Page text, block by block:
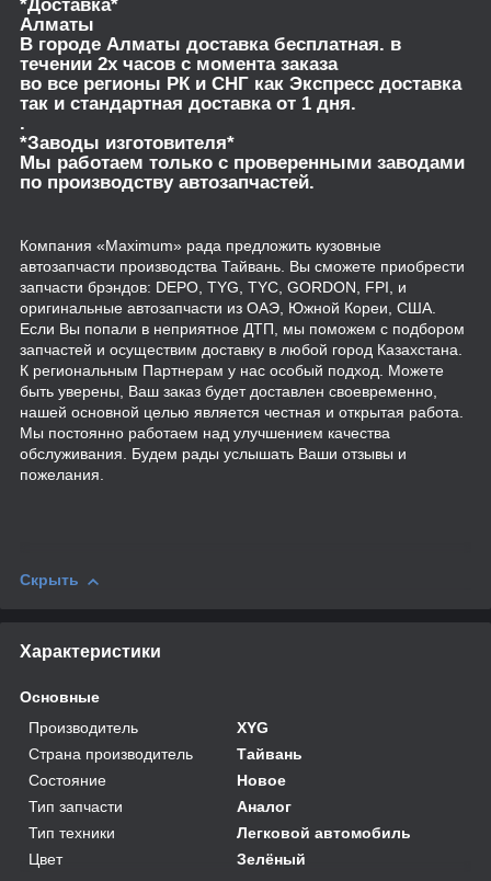
*Доставка*
Алматы
В городе Алматы доставка бесплатная. в
течении 2х часов с момента заказа
во все регионы РК и СНГ как Экспресс доставка
так и стандартная доставка от 1 дня.
.
*Заводы изготовителя*
Мы работаем только с проверенными заводами
по производству автозапчастей.
Компания «Maximum» рада предложить кузовные
автозапчасти производства Тайвань. Вы сможете приобрести
запчасти брэндов: DEPO, TYG, TYC, GORDON, FPI, и
оригинальные автозапчасти из ОАЭ, Южной Кореи, США.
Если Вы попали в неприятное ДТП, мы поможем с подбором
запчастей и осуществим доставку в любой город Казахстана.
К региональным Партнерам у нас особый подход. Можете
быть уверены, Ваш заказ будет доставлен своевременно,
нашей основной целью является честная и открытая работа.
Мы постоянно работаем над улучшением качества
обслуживания. Будем рады услышать Ваши отзывы и
пожелания.
Скрыть
Характеристики
Основные
Производитель
XYG
Страна производитель
Тайвань
Состояние
Новое
Тип запчасти
Аналог
Тип техники
Легковой автомобиль
Цвет
Зелёный